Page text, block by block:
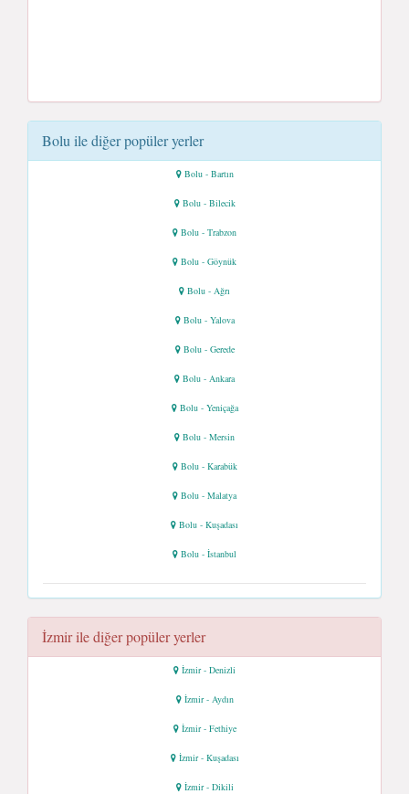
Bolu ile diğer popüler yerler
Bolu - Bartın
Bolu - Bilecik
Bolu - Trabzon
Bolu - Göynük
Bolu - Ağrı
Bolu - Yalova
Bolu - Gerede
Bolu - Ankara
Bolu - Yeniçağa
Bolu - Mersin
Bolu - Karabük
Bolu - Malatya
Bolu - Kuşadası
Bolu - İstanbul
İzmir ile diğer popüler yerler
İzmir - Denizli
İzmir - Aydın
İzmir - Fethiye
İzmir - Kuşadası
İzmir - Dikili